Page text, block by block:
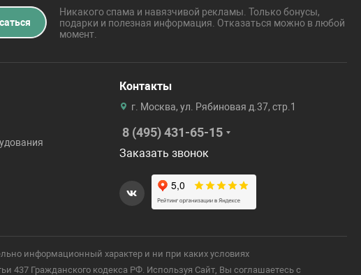
Никакого спама и навязчивой рекламы. Только бонусы,
подарки и полезная информация. Отказаться можно в любой
момент.
Контакты
г. Москва, ул. Рябиновая д.37, стр.1
8 (495) 431-65-15
Заказать звонок
информационный характер и ни при каких условиях
Гражданского кодекса РФ. Используя Сайт, Вы соглашаетесь с